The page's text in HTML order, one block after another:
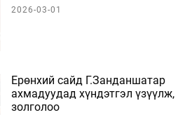
2026-03-01
Ерөнхий сайд Г.Занданшатар
ахмадуудад хүндэтгэл үзүүлж,
золголоо